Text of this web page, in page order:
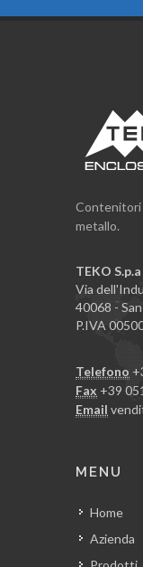
Contenitori
metallo.
TEKO S.p.a
Via
40068 -
P.IVA
Telefono
Fax +39
Email
MENU
Home
Azienda